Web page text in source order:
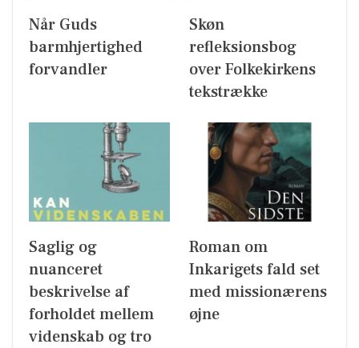
Når Guds
barmhjertighed
forvandler
Skøn
refleksionsbog
over Folkekirkens
tekstrække
Saglig og
nuanceret
beskrivelse af
forholdet mellem
videnskab og tro
Roman om
Inkarigets fald set
med missionærens
øjne